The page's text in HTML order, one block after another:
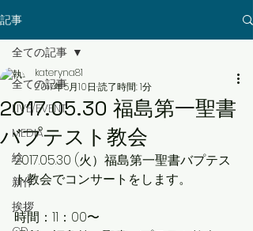
記事
全ての記事
LIVE/EVENT
MEDIA
絵
新作
挨拶
全ての記事
2017.05.30 福島第一聖書
バプテスト教会
kateryna81
2017年5月10日 読了時間: 1分
2017.05.30 (火）福島第一聖書バプテス
ト教会でコンサートをします。
時間：11：00〜